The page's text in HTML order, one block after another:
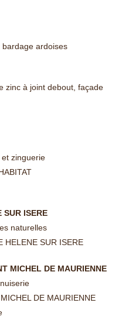
ardoises
zinc à joint debout, façade
zinguerie
SUR ISERE
naturelles
HELENE SUR ISERE
MICHEL DE MAURIENNE
DE MAURIENNE